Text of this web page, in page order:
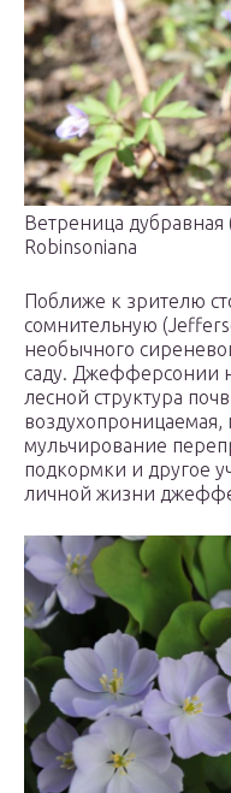
Ветреница
Robinsoniana
Поближе к зрителю
сомнительную
необычного
саду. Джефферсонии
лесной структура
воздухопроницаемая,
мульчирование
подкормки и другое
личной жизни